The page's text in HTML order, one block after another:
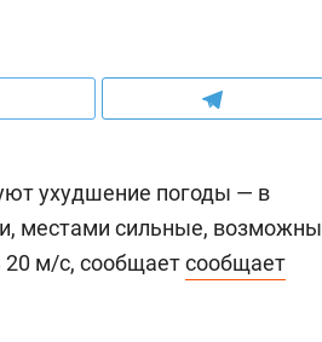
ухудшение погоды — в
местами сильные, возможны
20 м/с, сообщаетсообщает